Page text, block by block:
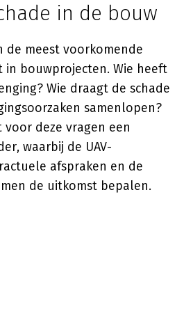
in de bouw
de meest voorkomende
in bouwprojecten. Wie heeft
Wie draagt de schade
samenlopen?
deze vragen een
waarbij de UAV-
afspraken en de
de uitkomst bepalen.